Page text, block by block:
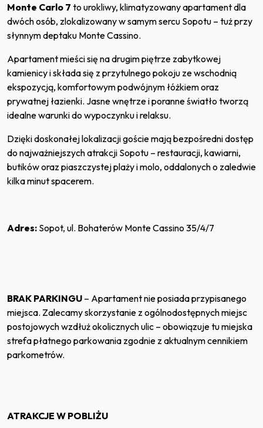
Monte Carlo 7 to urokliwy, klimatyzowany apartament dla
dwóch osób, zlokalizowany w samym sercu Sopotu – tuż przy
słynnym deptaku Monte Cassino.
Apartament mieści się na drugim piętrze zabytkowej
kamienicy i składa się z przytulnego pokoju ze wschodnią
ekspozycją, komfortowym podwójnym łóżkiem oraz
prywatnej łazienki. Jasne wnętrze i poranne światło tworzą
idealne warunki do wypoczynku i relaksu.
Dzięki doskonałej lokalizacji goście mają bezpośredni dostęp
do najważniejszych atrakcji Sopotu – restauracji, kawiarni,
butików oraz piaszczystej plaży i molo, oddalonych o zaledwie
kilka minut spacerem.
Adres: Sopot, ul. Bohaterów Monte Cassino 35/4/7
BRAK PARKINGU – Apartament nie posiada przypisanego
miejsca. Zalecamy skorzystanie z ogólnodostępnych miejsc
postojowych wzdłuż okolicznych ulic – obowiązuje tu miejska
strefa płatnego parkowania zgodnie z aktualnym cennikiem
parkometrów.
ATRAKCJE W POBLIŻU